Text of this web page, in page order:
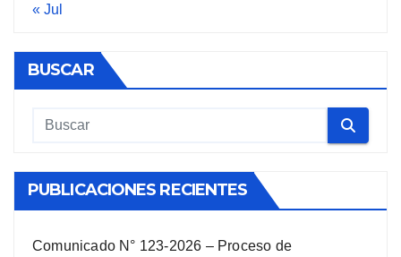
« Jul
BUSCAR
PUBLICACIONES RECIENTES
Comunicado N° 123-2026 – Proceso de